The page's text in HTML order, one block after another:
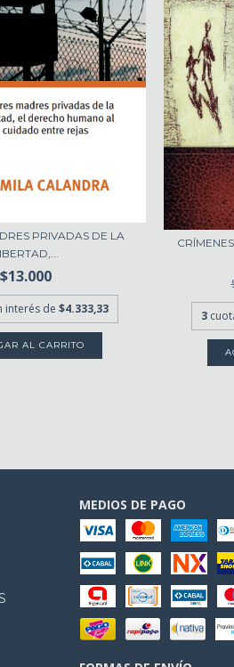
PRIVADAS DE LA
$13.000
interés de $4.333,33
3
MEDIOS DE PAGO